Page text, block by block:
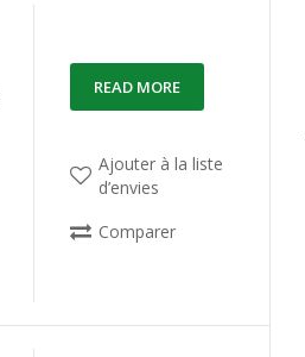
READ MORE
Ajouter à la liste
d’envies
Comparer